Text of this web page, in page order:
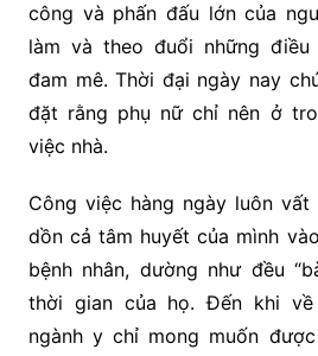
công và phấn đấu lớn của
làm và theo đuổi những
đam mê. Thời đại ngày nay
đặt rằng phụ nữ chỉ nên ở
việc nhà.
Công việc hàng ngày luôn
dồn cả tâm huyết của mình
bệnh nhân, dường như đều
thời gian của họ. Đến khi
ngành y chỉ mong muốn